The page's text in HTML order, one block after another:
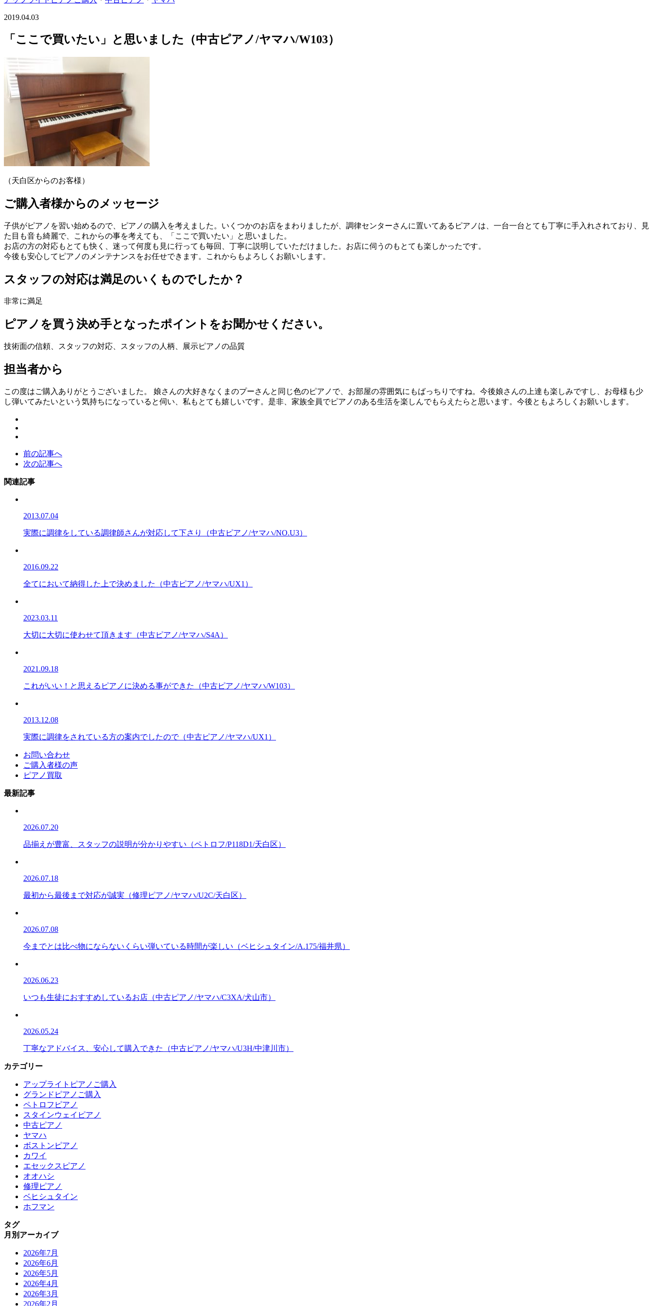
2019.04.03
「ここで買いたい」と思いました（中古ピアノ/ヤマハ/W103）
（天白区からのお客様）
ご購入者様からのメッセージ
子供がピアノを習い始めるので、ピアノの購入を考えました。いくつかのお店をまわりましたが、調律センターさんに置いてあるピアノは、一台一台とても丁寧に手入れされており、見
た目も音も綺麗で、これからの事を考えても、「ここで買いたい」と思いました。
お店の方の対応もとても快く、迷って何度も見に行っても毎回、丁寧に説明していただけました。お店に伺うのもとても楽しかったです。
今後も安心してピアノのメンテナンスをお任せできます。これからもよろしくお願いします。
スタッフの対応は満足のいくものでしたか？
非常に満足
ピアノを買う決め手となったポイントをお聞かせください。
技術面の信頼、スタッフの対応、スタッフの人柄、展示ピアノの品質
担当者から
この度はご購入ありがとうございました。 娘さんの大好きなくまのプーさんと同じ色のピアノで、お部屋の雰囲気にもばっちりですね。今後娘さんの上達も楽しみですし、お母様も少
し弾いてみたいという気持ちになっていると伺い、私もとても嬉しいです。是非、家族全員でピアノのある生活を楽しんでもらえたらと思います。今後ともよろしくお願いします。
前の記事へ
次の記事へ
関連記事
2013.07.04
実際に調律をしている調律師さんが対応して下さり（中古ピアノ/ヤマハ/NO.U3）
2016.09.22
全てにおいて納得した上で決めました（中古ピアノ/ヤマハ/UX1）
2023.03.11
大切に大切に使わせて頂きます（中古ピアノ/ヤマハ/S4A）
2021.09.18
これがいい！と思えるピアノに決める事ができた（中古ピアノ/ヤマハ/W103）
2013.12.08
実際に調律をされている方の案内でしたので（中古ピアノ/ヤマハ/UX1）
お問い合わせ
ご購入者様の声
ピアノ買取
最新記事
2026.07.20
品揃えが豊富、スタッフの説明が分かりやすい（ペトロフ/P118D1/天白区）
2026.07.18
最初から最後まで対応が誠実（修理ピアノ/ヤマハ/U2C/天白区）
2026.07.08
今までとは比べ物にならないくらい弾いている時間が楽しい（ベヒシュタイン/A.175/福井県）
2026.06.23
いつも生徒におすすめしているお店（中古ピアノ/ヤマハ/C3XA/犬山市）
2026.05.24
丁寧なアドバイス、安心して購入できた（中古ピアノ/ヤマハ/U3H/中津川市）
カテゴリー
アップライトピアノご購入
グランドピアノご購入
ペトロフピアノ
スタインウェイピアノ
中古ピアノ
ヤマハ
ボストンピアノ
カワイ
エセックスピアノ
オオハシ
修理ピアノ
ベヒシュタイン
ホフマン
タグ
月別アーカイブ
2026年7月
2026年6月
2026年5月
2026年4月
2026年3月
2026年2月